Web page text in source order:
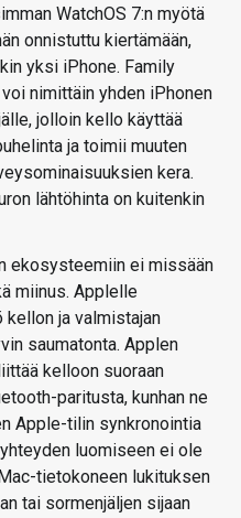
WatchOS 7:n myötä
onnistuttu kiertämään,
yksi iPhone. Family
nimittäin yhden iPhonen
jolloin kello käyttää
ja toimii muuten
kera.
lähtöhinta on kuitenkin
ekosysteemiin ei missään
miinus. Applelle
ja valmistajan
saumatonta. Applen
kelloon suoraan
paritusta, kunhan ne
Apple-tilin synkronointia
luomiseen ei ole
tietokoneen lukituksen
tai sormenjäljen sijaan